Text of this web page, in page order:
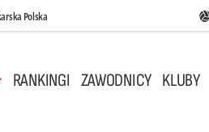
Polska
RANKINGI ZAWODNICY KLUBY